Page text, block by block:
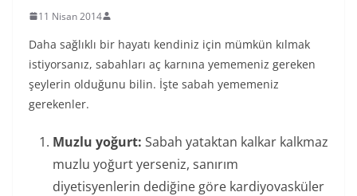
11 Nisan 2014
Daha sağlıklı bir hayatı kendiniz için mümkün kılmak
istiyorsanız, sabahları aç karnına yememeniz gereken
şeylerin olduğunu bilin. İşte sabah yememeniz
gerekenler.
Muzlu yoğurt: Sabah yataktan kalkar kalkmaz
muzlu yoğurt yerseniz, sanırım
diyetisyenlerin dediğine göre kardiyovasküler